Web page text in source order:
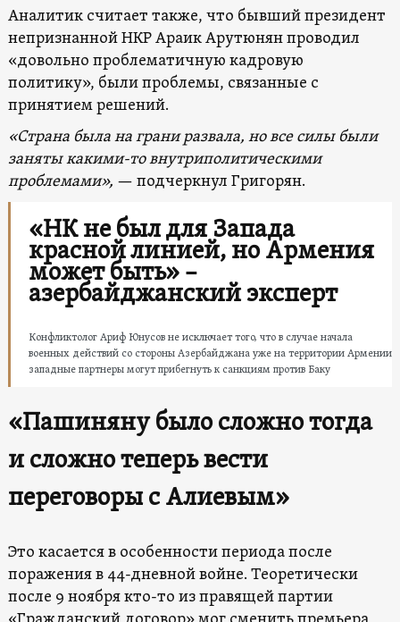
Аналитик считает также, что бывший президент
непризнанной НКР Араик Арутюнян проводил
«довольно проблематичную кадровую
политику», были проблемы, связанные с
принятием решений.
«Страна была на грани развала, но все силы были
заняты какими-то внутриполитическими
проблемами», — подчеркнул Григорян.
«НК не был для Запада
красной линией, но Армения
может быть» –
азербайджанский эксперт
Конфликтолог Ариф Юнусов не исключает того, что в случае начала
военных действий со стороны Азербайджана уже на территории Армении
западные партнеры могут прибегнуть к санкциям против Баку
«Пашиняну было сложно тогда
и сложно теперь вести
переговоры с Алиевым»
Это касается в особенности периода после
поражения в 44-дневной войне. Теоретически
после 9 ноября кто-то из правящей партии